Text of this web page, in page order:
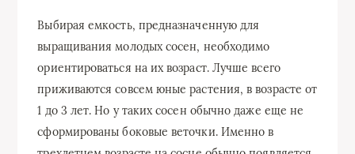
Выбирая емкость, предназначенную для
выращивания молодых сосен, необходимо
ориентироваться на их возраст. Лучше всего
приживаются совсем юные растения, в возрасте от
1 до 3 лет. Но у таких сосен обычно даже еще не
сформированы боковые веточки. Именно в